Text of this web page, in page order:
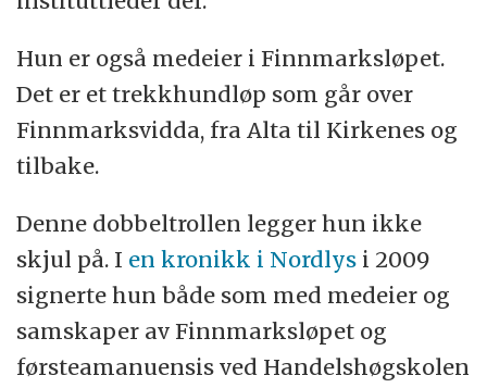
Hun er også medeier i Finnmarksløpet.
Det er et trekkhundløp som går over
Finnmarksvidda, fra Alta til Kirkenes og
tilbake.
Denne dobbeltrollen legger hun ikke
skjul på. I en kronikk i Nordlys i 2009
signerte hun både som med medeier og
samskaper av Finnmarksløpet og
førsteamanuensis ved Handelshøgskolen